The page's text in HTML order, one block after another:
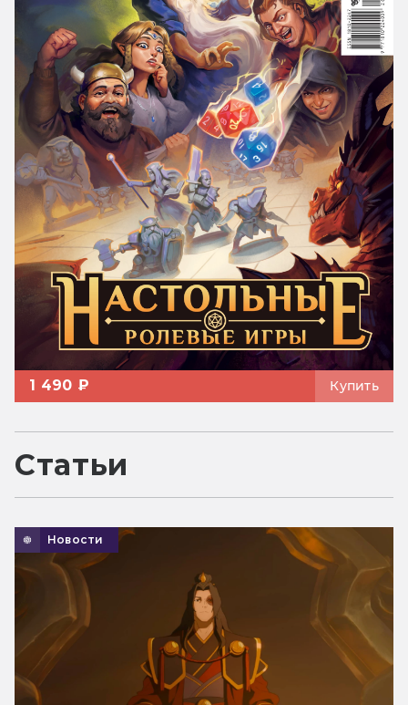
1 490 ₽ Купить
Статьи
Новости